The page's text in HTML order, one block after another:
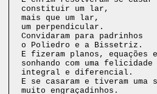
constituir um lar,
mais que um lar,
um perpendicular.
Convidaram para padrinhos
o Poliedro e a Bissetriz.
E fizeram planos, equações
sonhando com uma felicidade
integral e diferencial.
E se casaram e tiveram uma
muito engraçadinhos.